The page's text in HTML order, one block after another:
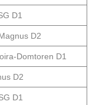
D1
D2
Domtoren D1
D2
D1